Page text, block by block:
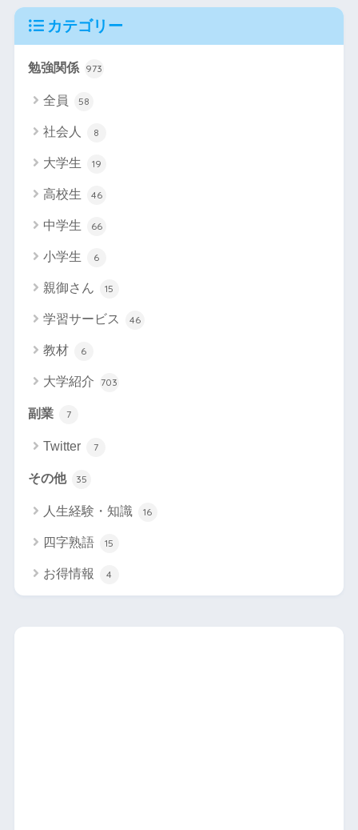
カテゴリー
勉強関係 973
全員 58
社会人 8
大学生 19
高校生 46
中学生 66
小学生 6
親御さん 15
学習サービス 46
教材 6
大学紹介 703
副業 7
Twitter 7
その他 35
人生経験・知識 16
四字熟語 15
お得情報 4